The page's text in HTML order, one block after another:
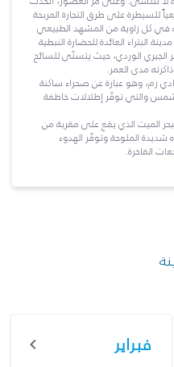
للسيطرة على طرق التجارة المربحة
في كل زاوية من المشهد الطبيعي
البتراء العائدة للحضارة النبطية
الجيري الوردي، حيث يتسنّى للسائح
مدى العمر.
رم، وهو عبارة عن صحراء ساكنة
والتي توفّر إطلالات خاطفة
الميت الذي يقع على مقربة من
شديدة الملوحة وتوفّر الهدوء
الفاخرة.
فبراير